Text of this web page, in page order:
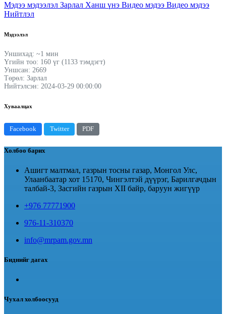
Мэдээ мэдээлэл Зарлал Ханш үнэ Видео мэдээ Видео мэдээ
Нийтлэл
Мэдээлэл
Уншихад: ~1 мин
Үгийн тоо: 160 үг (1133 тэмдэгт)
Уншсан: 2669
Төрөл: Зарлал
Нийтэлсэн: 2024-03-29 00:00:00
Хуваалцах
Facebook Twitter PDF
Холбоо барих
Ашигт малтмал, газрын тосны газар, Монгол Улс,
Улаанбаатар хот 15170, Чингэлтэй дүүрэг, Барилгачдын
талбай-3, Засгийн газрын XII байр, баруун жигүүр
+976 77771900
976-11-310370
info@mrpam.gov.mn
Биднийг дагах
Чухал холбоосууд